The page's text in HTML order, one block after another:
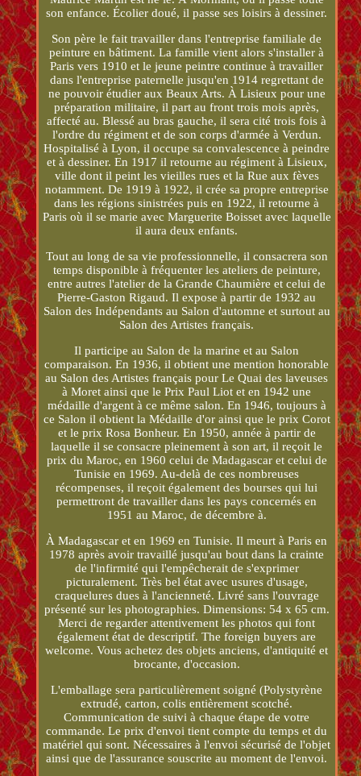
son enfance. Écolier doué, il passe ses loisirs à dessiner.
Son père le fait travailler dans l'entreprise familiale de
peinture en bâtiment. La famille vient alors s'installer à
Paris vers 1910 et le jeune peintre continue à travailler
dans l'entreprise paternelle jusqu'en 1914 regrettant de
ne pouvoir étudier aux Beaux Arts. À Lisieux pour une
préparation militaire, il part au front trois mois après,
affecté au. Blessé au bras gauche, il sera cité trois fois à
l'ordre du régiment et de son corps d'armée à Verdun.
Hospitalisé à Lyon, il occupe sa convalescence à peindre
et à dessiner. En 1917 il retourne au régiment à Lisieux,
ville dont il peint les vieilles rues et la Rue aux fèves
notamment. De 1919 à 1922, il crée sa propre entreprise
dans les régions sinistrées puis en 1922, il retourne à
Paris où il se marie avec Marguerite Boisset avec laquelle
il aura deux enfants.
Tout au long de sa vie professionnelle, il consacrera son
temps disponible à fréquenter les ateliers de peinture,
entre autres l'atelier de la Grande Chaumière et celui de
Pierre-Gaston Rigaud. Il expose à partir de 1932 au
Salon des Indépendants au Salon d'automne et surtout au
Salon des Artistes français.
Il participe au Salon de la marine et au Salon
comparaison. En 1936, il obtient une mention honorable
au Salon des Artistes français pour Le Quai des laveuses
à Moret ainsi que le Prix Paul Liot et en 1942 une
médaille d'argent à ce même salon. En 1946, toujours à
ce Salon il obtient la Médaille d'or ainsi que le prix Corot
et le prix Rosa Bonheur. En 1950, année à partir de
laquelle il se consacre pleinement à son art, il reçoit le
prix du Maroc, en 1960 celui de Madagascar et celui de
Tunisie en 1969. Au-delà de ces nombreuses
récompenses, il reçoit également des bourses qui lui
permettront de travailler dans les pays concernés en
1951 au Maroc, de décembre à.
À Madagascar et en 1969 en Tunisie. Il meurt à Paris en
1978 après avoir travaillé jusqu'au bout dans la crainte
de l'infirmité qui l'empêcherait de s'exprimer
picturalement. Très bel état avec usures d'usage,
craquelures dues à l'ancienneté. Livré sans l'ouvrage
présenté sur les photographies. Dimensions: 54 x 65 cm.
Merci de regarder attentivement les photos qui font
également état de descriptif. The foreign buyers are
welcome. Vous achetez des objets anciens, d'antiquité et
brocante, d'occasion.
L'emballage sera particulièrement soigné (Polystyrène
extrudé, carton, colis entièrement scotché.
Communication de suivi à chaque étape de votre
commande. Le prix d'envoi tient compte du temps et du
matériel qui sont. Nécessaires à l'envoi sécurisé de l'objet
ainsi que de l'assurance souscrite au moment de l'envoi.